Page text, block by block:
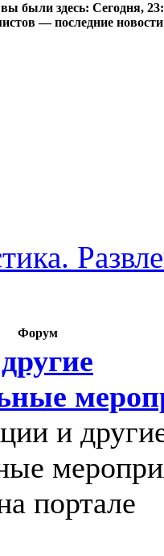
были здесь: Сегодня,
— последние
Форум
и
портале